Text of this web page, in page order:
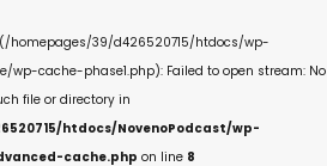
homepages/39/d426520715/htdocs/wp-
cache-phase1.php): Failed to open stream: No
file or directory in
htdocs/NovenoPodcast/wp-
cache.php on line 8